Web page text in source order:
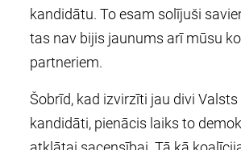
kandidātu. To esam solījuši
tas nav bijis jaunums arī mūsu
partneriem.
Šobrīd, kad izvirzīti jau divi
kandidāti, pienācis laiks to